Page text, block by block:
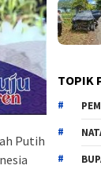
Putih
TOPIK